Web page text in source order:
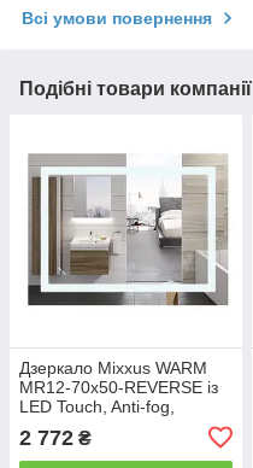
Всі умови повернення
Подібні товари компанії
Дзеркало Mixxus WARM
MR12-70x50-REVERSE із
LED Touch, Anti-fog,
димером, регулюванням
яскравості (MI6670)
2 772 ₴